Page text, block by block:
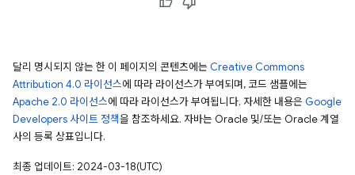
달리 명시되지 않는 한 이 페이지의 콘텐츠에는 Creative Commons
Attribution 4.0 라이선스에 따라 라이선스가 부여되며, 코드 샘플에는
Apache 2.0 라이선스에 따라 라이선스가 부여됩니다. 자세한 내용은 Google
Developers 사이트 정책을 참조하세요. 자바는 Oracle 및/또는 Oracle 계열
사의 등록 상표입니다.
최종 업데이트: 2024-03-18(UTC)